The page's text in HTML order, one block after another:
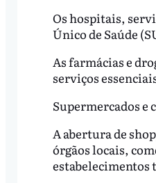
Os hospitais,
Único de Saúde
As farmácias e
serviços
Supermercados e
A abertura de
órgãos locais,
estabelecimentos